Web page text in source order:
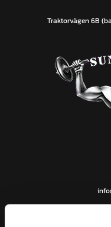
Traktorvägen 6B